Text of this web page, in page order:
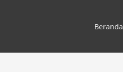
Beranda